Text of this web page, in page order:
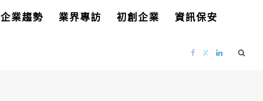
企業趨勢 業界專訪 初創企業 資訊保安